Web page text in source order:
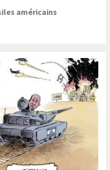
américains